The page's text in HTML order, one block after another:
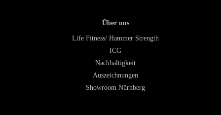
Über uns
Life Fitness/ Hammer Strength
ICG
Nachhaltigkeit
Auszeichnungen
Showroom Nürnberg